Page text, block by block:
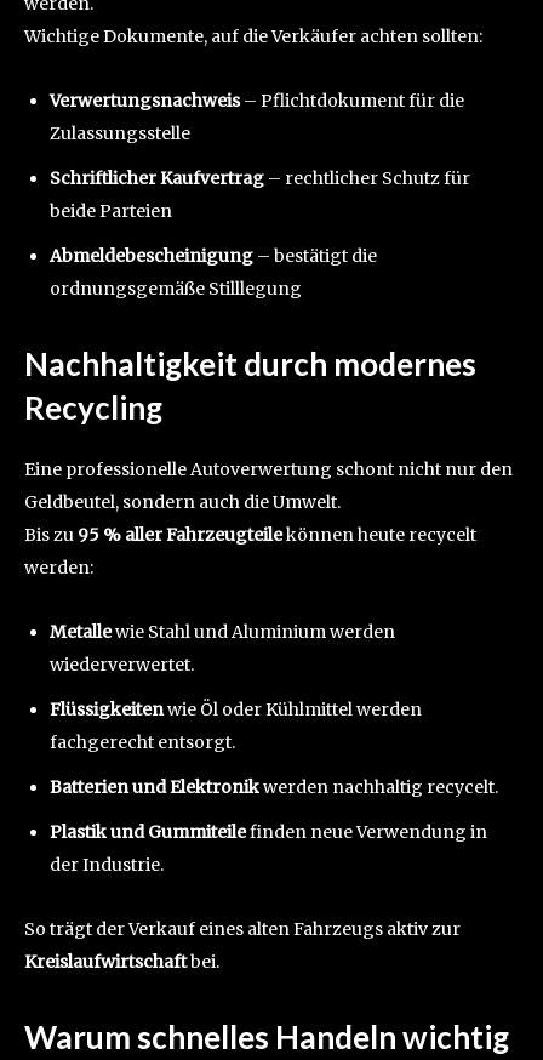
Wichtige Dokumente, auf die Verkäufer achten sollten:
Verwertungsnachweis– Pflichtdokument für die
Zulassungsstelle
Schriftlicher Kaufvertrag – rechtlicher Schutz für
beide Parteien
Abmeldebescheinigung – bestätigt die
ordnungsgemäße Stilllegung
Nachhaltigkeit durch modernes
Recycling
Eine professionelle Autoverwertung schont nicht nur den
Geldbeutel, sondern auch die Umwelt.
Bis zu 95 % aller Fahrzeugteilekönnen heute recycelt
werden:
Metallewie Stahl und Aluminium werden
wiederverwertet.
Flüssigkeitenwie Öl oder Kühlmittel werden
fachgerecht entsorgt.
Batterien und Elektronikwerden nachhaltig recycelt.
Plastik und Gummiteilefinden neue Verwendung in
der Industrie.
So trägt der Verkauf eines alten Fahrzeugs aktiv zur
Kreislaufwirtschaftbei.
Warum schnelles Handeln wichtig